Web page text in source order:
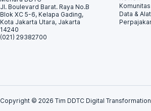
Jl. Boulevard Barat. Raya No.B
Blok XC 5-6, Kelapa Gading,
Kota Jakarta Utara, Jakarta
14240
(021) 29382700
Komunitas
Data & Alat
Copyright © 2026 Tim DDTC Digital